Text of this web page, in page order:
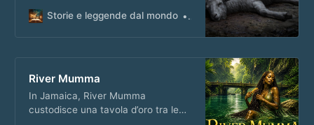
collettiva in mito riconoscibile.
Storie e leggende dal mondo Matteo Masi
River Mumma
In Jamaica, River Mumma
custodisce una tavola d’oro tra le